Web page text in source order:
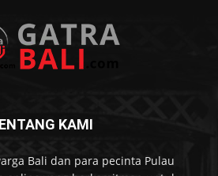
KAMI
Bali dan para pecinta Pulau